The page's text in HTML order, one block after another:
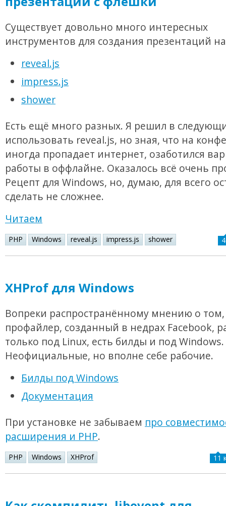
Существует довольно много интересных
инструментов для создания презентаций
reveal.js
impress.js
shower
Есть ещё много разных. Я решил в
использовать reveal.js, но зная, что на
иногда пропадает интернет, озаботился
работы в оффлайне. Оказалось всё очень
Рецепт для Windows, но, думаю, для всего
сделать не сложнее.
Читаем
PHP Windows reveal.js impress.js shower
XHProf для Windows
Вопреки распространённому мнению о том,
профайлер, созданный в недрах Facebook,
только под Linux, есть билды и под Windows.
Неофициальные, но вполне себе рабочие.
Билды под Windows
Документация
При установке не забываем про
расширения и PHP.
PHP Windows XHProf 11